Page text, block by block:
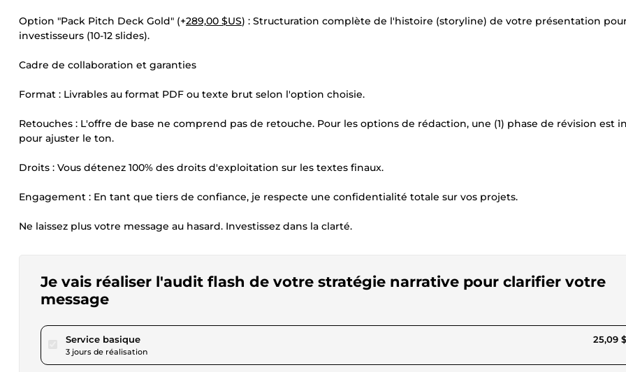
Option "Pack Pitch Deck Gold" (+289,00 $US) : Structuration complète de l'histoire (storyline) de votre présentation
investisseurs (10-12 slides).
Cadre de collaboration et garanties
Format : Livrables au format PDF ou texte brut selon l'option choisie.
Retouches : L'offre de base ne comprend pas de retouche. Pour les options de rédaction, une (1) phase de révision est
pour ajuster le ton.
Droits : Vous détenez 100% des droits d'exploitation sur les textes finaux.
Engagement : En tant que tiers de confiance, je respecte une confidentialité totale sur vos projets.
Ne laissez plus votre message au hasard. Investissez dans la clarté.
Je vais réaliser l'audit flash de votre stratégie narrative pour clarifier votre
message
Service basiquepour 23,12 $US
3 jours de réalisation
25,09